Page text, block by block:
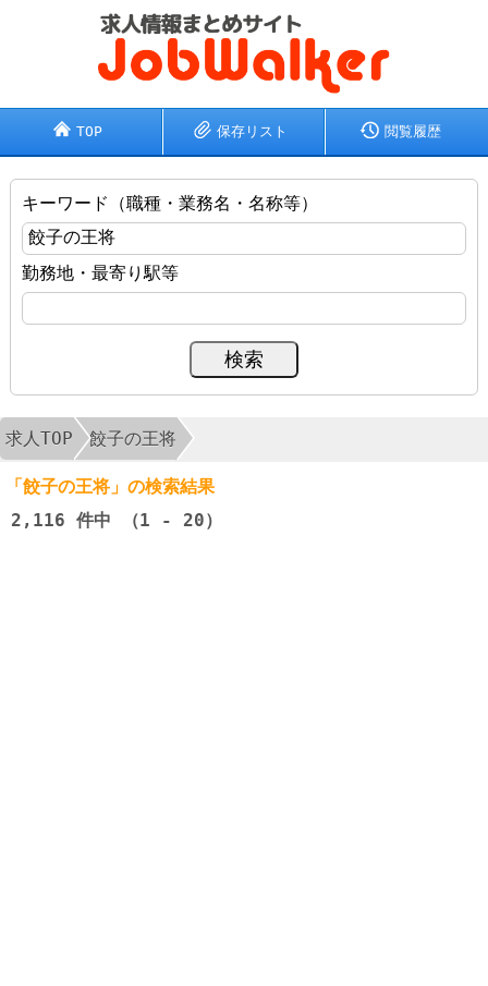
TOP 保存リスト 閲覧履歴
キーワード（職種・業務名・名称等）
勤務地・最寄り駅等
求人TOP 餃子の王将
「餃子の王将」の検索結果
2,116 件中 （1 - 20）